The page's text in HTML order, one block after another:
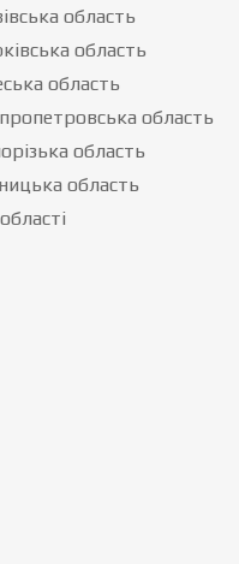
область
область
область
область
область
область